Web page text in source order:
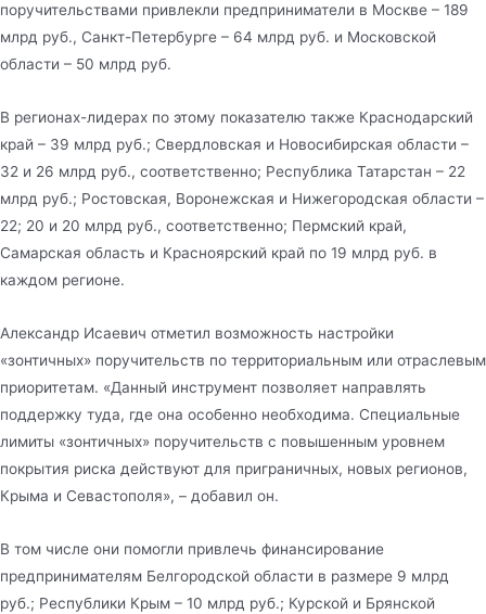
поручительствами привлекли предприниматели в Москве – 189
млрд руб., Санкт-Петербурге – 64 млрд руб. и Московской
области – 50 млрд руб.
В регионах-лидерах по этому показателю также Краснодарский
край – 39 млрд руб.; Свердловская и Новосибирская области –
32 и 26 млрд руб., соответственно; Республика Татарстан – 22
млрд руб.; Ростовская, Воронежская и Нижегородская области –
22; 20 и 20 млрд руб., соответственно; Пермский край,
Самарская область и Красноярский край по 19 млрд руб. в
каждом регионе.
Александр Исаевич отметил возможность настройки
«зонтичных» поручительств по территориальным или отраслевым
приоритетам. «Данный инструмент позволяет направлять
поддержку туда, где она особенно необходима. Специальные
лимиты «зонтичных» поручительств с повышенным уровнем
покрытия риска действуют для приграничных, новых регионов,
Крыма и Севастополя», – добавил он.
В том числе они помогли привлечь финансирование
предпринимателям Белгородской области в размере 9 млрд
руб.; Республики Крым – 10 млрд руб.; Курской и Брянской